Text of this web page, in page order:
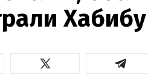
Хабибу